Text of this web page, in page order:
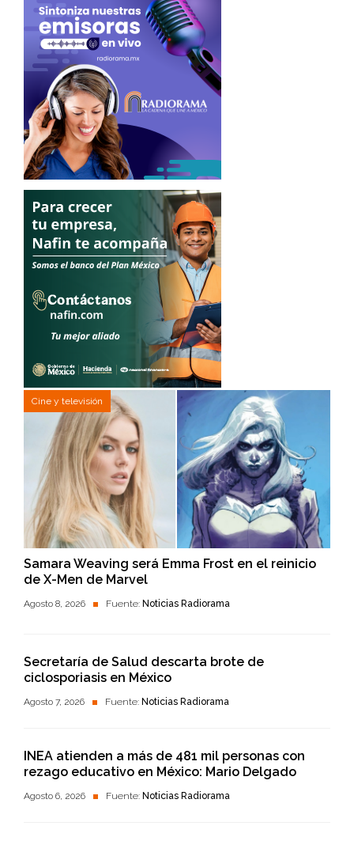
Cine y televisión
Samara Weaving será Emma Frost en el reinicio
de X-Men de Marvel
Agosto 8, 2026 Fuente: Noticias Radiorama
Secretaría de Salud descarta brote de
ciclosporiasis en México
Agosto 7, 2026 Fuente: Noticias Radiorama
INEA atienden a más de 481 mil personas con
rezago educativo en México: Mario Delgado
Agosto 6, 2026 Fuente: Noticias Radiorama